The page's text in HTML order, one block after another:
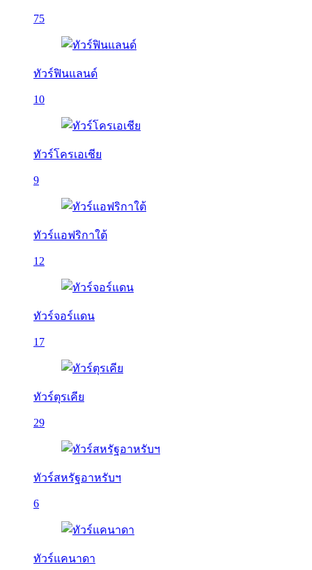
75
ทัวร์ฟินแลนด์
10
ทัวร์โครเอเชีย
9
ทัวร์แอฟริกาใต้
12
ทัวร์จอร์แดน
17
ทัวร์ตุรเคีย
29
ทัวร์สหรัฐอาหรับฯ
6
ทัวร์แคนาดา